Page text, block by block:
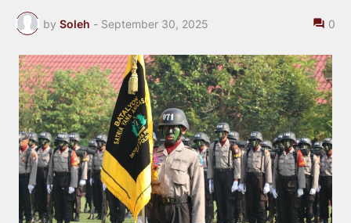
by Soleh - September 30, 2025 0